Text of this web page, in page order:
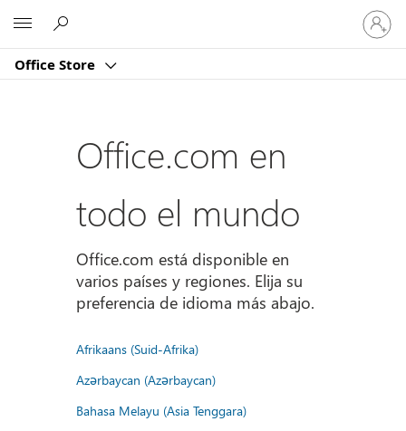
Office Store
Iniciar
sesión
en
cuenta
Office.com en
todo el mundo
Office.com está disponible en
varios países y regiones. Elija su
preferencia de idioma más abajo.
Afrikaans (Suid-Afrika)
Azərbaycan (Azərbaycan)
Bahasa Melayu (Asia Tenggara)